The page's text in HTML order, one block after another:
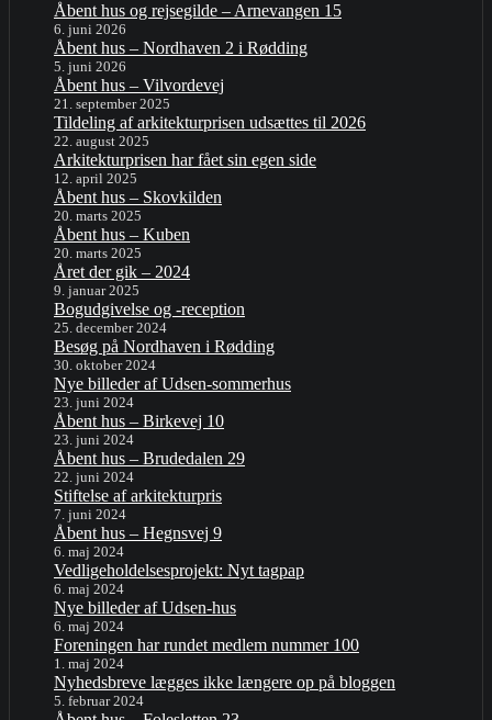
Åbent hus og rejsegilde – Arnevangen 15
6. juni 2026
Åbent hus – Nordhaven 2 i Rødding
5. juni 2026
Åbent hus – Vilvordevej
21. september 2025
Tildeling af arkitekturprisen udsættes til 2026
22. august 2025
Arkitekturprisen har fået sin egen side
12. april 2025
Åbent hus – Skovkilden
20. marts 2025
Åbent hus – Kuben
20. marts 2025
Året der gik – 2024
9. januar 2025
Bogudgivelse og -reception
25. december 2024
Besøg på Nordhaven i Rødding
30. oktober 2024
Nye billeder af Udsen-sommerhus
23. juni 2024
Åbent hus – Birkevej 10
23. juni 2024
Åbent hus – Brudedalen 29
22. juni 2024
Stiftelse af arkitekturpris
7. juni 2024
Åbent hus – Hegnsvej 9
6. maj 2024
Vedligeholdelsesprojekt: Nyt tagpap
6. maj 2024
Nye billeder af Udsen-hus
6. maj 2024
Foreningen har rundet medlem nummer 100
1. maj 2024
Nyhedsbreve lægges ikke længere op på bloggen
5. februar 2024